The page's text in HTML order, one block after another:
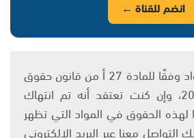
انضم للقناة ←
يتم الاستخدام المواد وفقًا للمادة 27 أ من قانون حقوق
التأليف والنشر 2007، وإن كنت تعتقد أنه تم انتهاك
الحقوق في المواد التي تظهر
معنا عبر البريد الإلكتروني